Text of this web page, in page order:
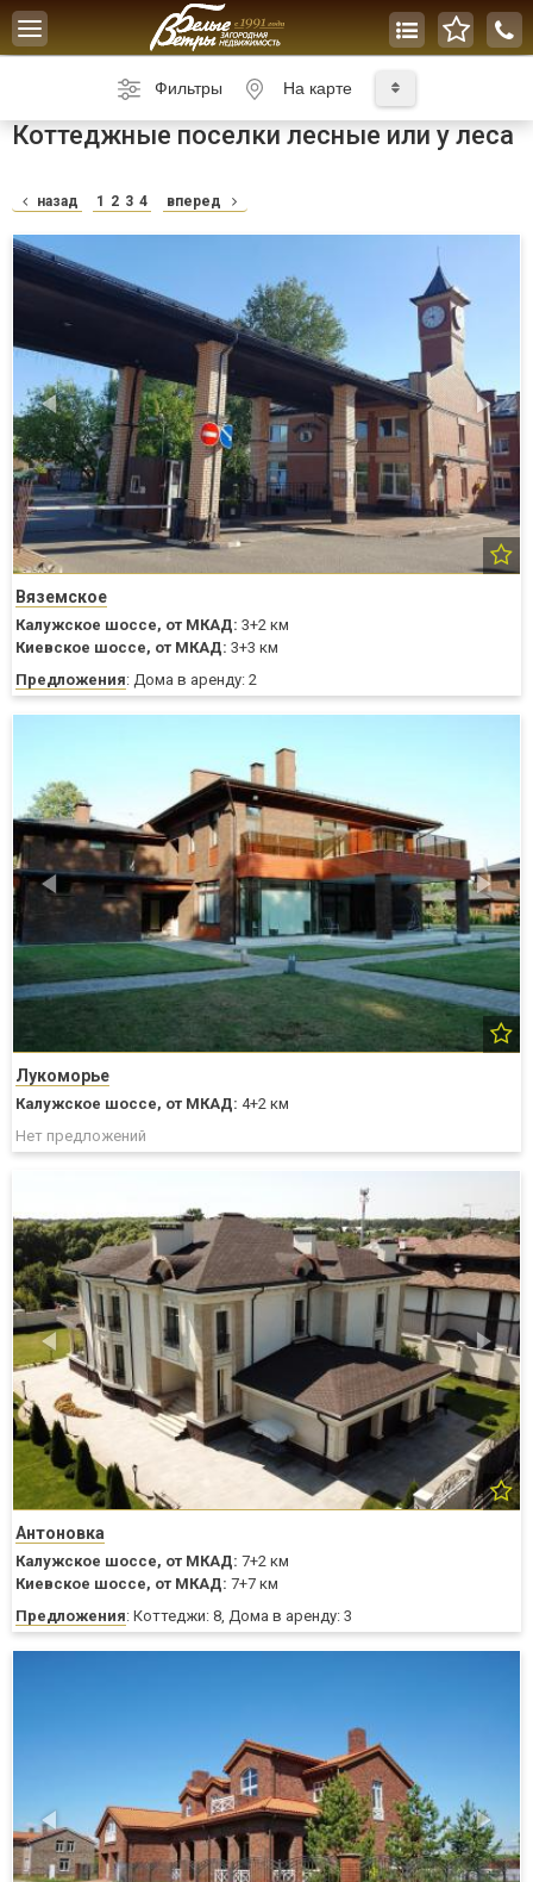
Toggle
navigation
Фильтры На карте
Коттеджные поселки лесные или у леса
назад 1 2 3 4 вперед
Вяземское
Калужское шоссе, от МКАД: 3+2 км
Киевское шоссе, от МКАД: 3+3 км
Предложения: Дома в аренду: 2
Лукоморье
Калужское шоссе, от МКАД: 4+2 км
Нет предложений
Антоновка
Калужское шоссе, от МКАД: 7+2 км
Киевское шоссе, от МКАД: 7+7 км
Предложения: Коттеджи: 8, Дома в аренду: 3